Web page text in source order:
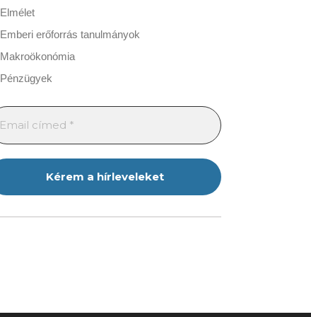
Elmélet
Emberi erőforrás tanulmányok
Makroökonómia
Pénzügyek